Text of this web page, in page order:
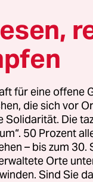
geworden
Solidarität.
eine starke
deshalb mit
Fonds
für eine offene
die sich vor
Solidarität. Die
50 Prozent
– bis zum
Orte
Sind Sie